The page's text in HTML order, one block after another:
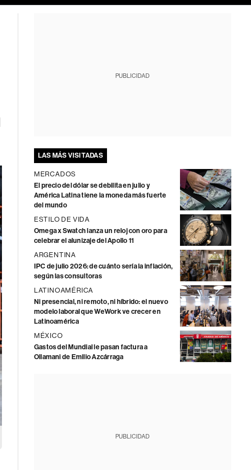
PUBLICIDAD
LAS MÁS VISITADAS
MERCADOS
El precio del dólar se debilita en julio y
América Latina tiene la moneda más fuerte
del mundo
ESTILO DE VIDA
Omega x Swatch lanza un reloj con oro para
celebrar el alunizaje del Apollo 11
ARGENTINA
IPC de julio 2026: de cuánto sería la inflación,
según las consultoras
LATINOAMÉRICA
Ni presencial, ni remoto, ni híbrido: el nuevo
modelo laboral que WeWork ve crecer en
Latinoamérica
MÉXICO
Gastos del Mundial le pasan factura a
Ollamani de Emilio Azcárraga
PUBLICIDAD